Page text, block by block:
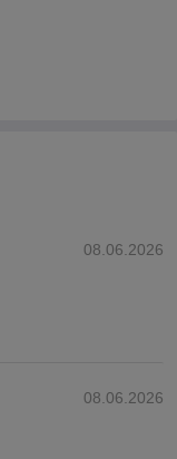
08.06.2026
08.06.2026